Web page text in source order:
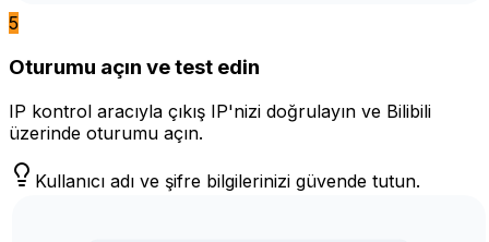
5
Oturumu açın ve test edin
IP kontrol aracıyla çıkış IP'nizi doğrulayın ve Bilibili
üzerinde oturumu açın.
Kullanıcı adı ve şifre bilgilerinizi güvende tutun.